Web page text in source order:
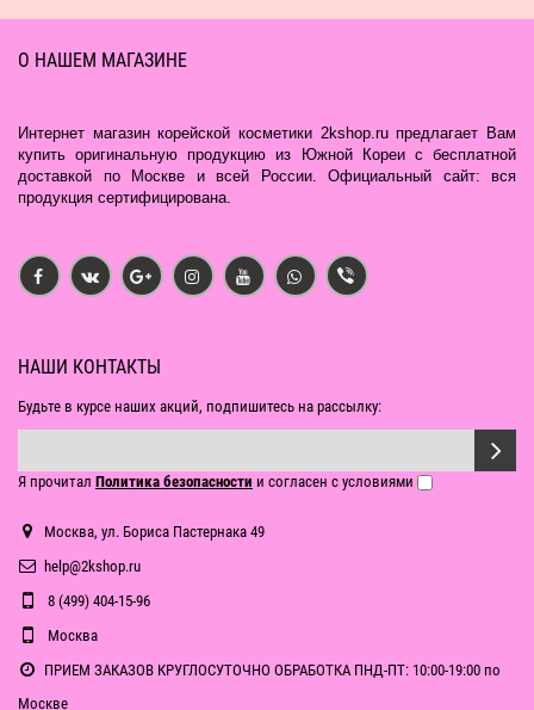
О НАШЕМ МАГАЗИНЕ
Интернет магазин корейской косметики 2kshop.ru предлагает Вам
купить оригинальную продукцию из Южной Кореи с бесплатной
доставкой по Москве и всей России. Официальный сайт: вся
продукция сертифицирована.
НАШИ КОНТАКТЫ
Будьте в курсе наших акций, подпишитесь на рассылку:
Я прочитал Политика безопасности и согласен с условиями
Москва, ул. Бориса Пастернака 49
help@2kshop.ru
8 (499) 404-15-96
Москва
ПРИЕМ ЗАКАЗОВ КРУГЛОСУТОЧНО ОБРАБОТКА ПНД-ПТ: 10:00-19:00 по
Москве